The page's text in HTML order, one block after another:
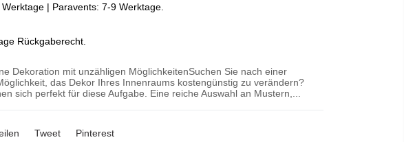
Werktage | Paravents: 7-9 Werktage.
Rückgaberecht.
Dekoration mit unzähligen MöglichkeitenSuchen Sie nach einer
das Dekor Ihres Innenraums kostengünstig zu verändern?
sich perfekt für diese Aufgabe. Eine reiche Auswahl an Mustern,...
Tweet Pinterest